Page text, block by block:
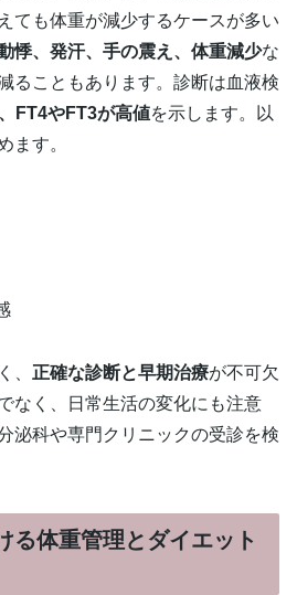
ても体重が減少するケースが多い
悸、発汗、手の震え、体重減少な
ることもあります。診断は血液検
FT4やFT3が高値を示します。以
ます。
、 正確な診断と早期治療が不可欠
なく、日常生活の変化にも注意
泌科や専門クリニックの受診を検
る体重管理とダイエット